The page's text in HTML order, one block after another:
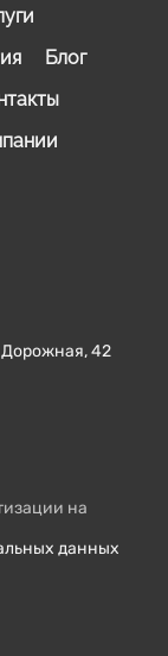
Дорожная, 42
Блог
на
данных